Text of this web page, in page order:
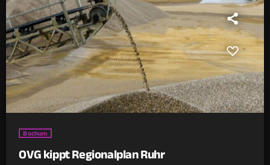
Bochum
OVG kippt Regionalplan Ruhr